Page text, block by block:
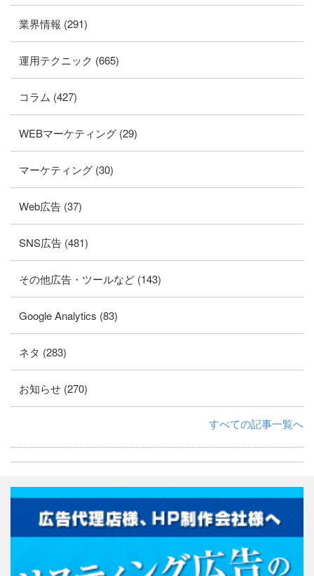
業界情報 (291)
運用テクニック (665)
コラム (427)
WEBマーケティング (29)
マーケティング (30)
Web広告 (37)
SNS広告 (481)
その他広告・ツールなど (143)
Google Analytics (83)
ネタ (283)
お知らせ (270)
すべての記事一覧へ